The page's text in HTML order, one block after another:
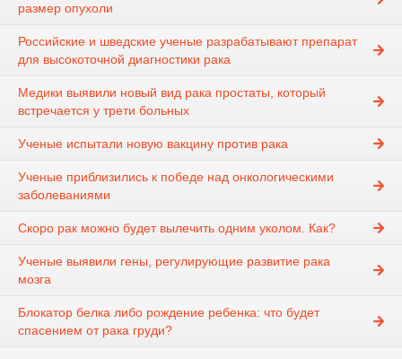
размер опухоли
Российские и шведские ученые разрабатывают препарат
для высокоточной диагностики рака
Медики выявили новый вид рака простаты, который
встречается у трети больных
Ученые испытали новую вакцину против рака
Ученые приблизились к победе над онкологическими
заболеваниями
Скоро рак можно будет вылечить одним уколом. Как?
Ученые выявили гены, регулирующие развитие рака
мозга
Блокатор белка либо рождение ребенка: что будет
спасением от рака груди?